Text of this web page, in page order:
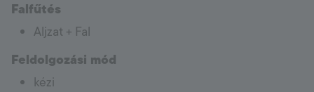
Falfűtés
Aljzat + Fal
Feldolgozási mód
kézi